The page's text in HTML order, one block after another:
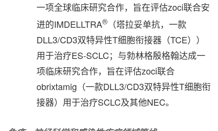
一项全球临床研究合作，旨在评估zoci联合安
进的IMDELLTRA®（塔拉妥单抗，一款
DLL3/CD3双特异性T细胞衔接器（TCE））
用于治疗ES-SCLC；与勃林格殷格翰达成一
项临床研究合作，旨在评估zoci联合
obrixtamig（一款DLL3/CD3双特异性T细胞衔
接器）用于治疗SCLC及其他NEC。